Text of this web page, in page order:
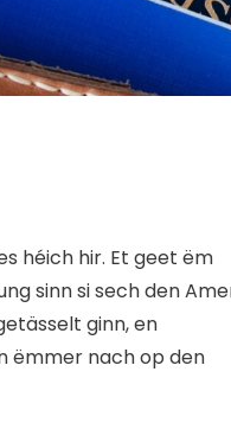
héich hir. Et geet ëm
sinn si sech den
ginn, en
ëmmer nach op den